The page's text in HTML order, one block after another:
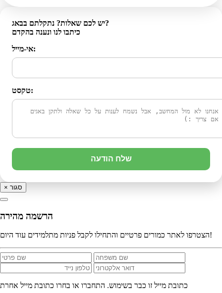
יש לכם שאלות? נתקלתם בבאג?
כיתבו לנו ונענה בהקדם
אי-מייל:
טקסט:
שלח הודעה
× סגור
הרשמה מהירה
הצטרפו לאתר כמורים פרטיים והתחילו לקבל פניות מתלמידים עוד היום!
כתובת מייל זו כבר בשימוש. התחברו או בחרו כתובת מייל אחרת